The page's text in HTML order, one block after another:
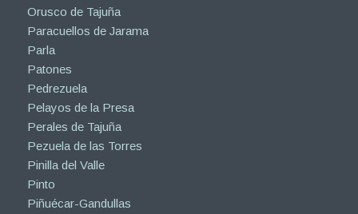
Orusco de Tajuña
Paracuellos de Jarama
Parla
Patones
Pedrezuela
Pelayos de la Presa
Perales de Tajuña
Pezuela de las Torres
Pinilla del Valle
Pinto
Piñuécar-Gandullas